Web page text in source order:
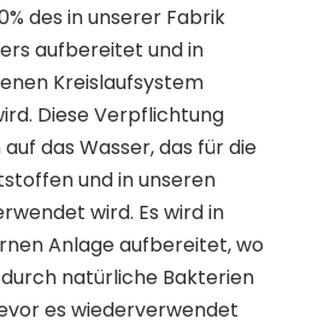
des in unserer Fabrik
aufbereitet und in
Kreislaufsystem
Diese Verpflichtung
das Wasser, das für die
und in unseren
wird. Es wird in
Anlage aufbereitet, wo
natürliche Bakterien
es wiederverwendet